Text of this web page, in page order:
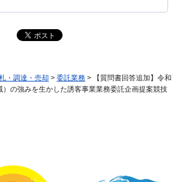
・調達・売却 > 委託業務 > 【質問書回答追加】令和
の強みを生かした誘客事業業務委託企画提案競技